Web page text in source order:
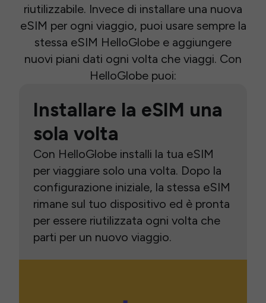
riutilizzabile. Invece di installare una nuova
eSIM per ogni viaggio, puoi usare sempre la
stessa eSIM HelloGlobe e aggiungere
nuovi piani dati ogni volta che viaggi. Con
HelloGlobe puoi:
Installare la eSIM una
sola volta
Con HelloGlobe installi la tua eSIM
per viaggiare solo una volta. Dopo la
configurazione iniziale, la stessa eSIM
rimane sul tuo dispositivo ed è pronta
per essere riutilizzata ogni volta che
parti per un nuovo viaggio.